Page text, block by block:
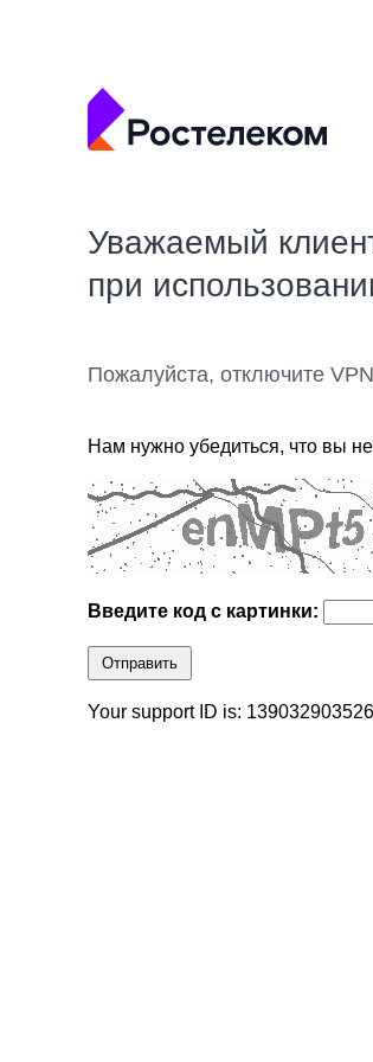
Уважаемый
при
Пожалуйста, отключите
Нам нужно убедиться, что вы
Введите код с картинки:
Отправить
Your support ID is: